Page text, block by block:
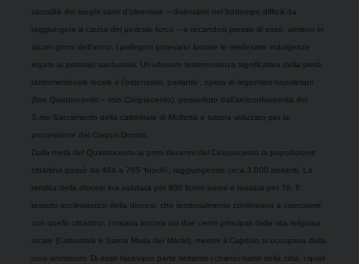
sacralità dei luoghi santi d’oltremare – diventanti nel frattempo difficili da
raggiungere a causa del pericolo turco – e recandosi presso di esso, almeno in
alcuni giorni dell’anno, i pellegrini potevano lucrare le medesime indulgenze
legate ai prototipi santuariali. Un’ulteriore testimonianza significativa della pietà
tardomedievale locale è l’ostensorio ‘parlante’, opera di argentieri napoletani
(fine Quattrocento – inizi Cinquecento), posseduto dall’arciconfraternita del
S.mo Sacramento della cattedrale di Molfetta e tuttora utilizzato per la
processione del Corpus Domini.
Dalla metà del Quattrocento ai primi decenni del Cinquecento la popolazione
cittadina passò da 464 a 765 ‘fuochi’, raggiungendo circa 3.000 abitanti. La
rendita della diocesi era valutata per 800 fiorini annui e tassata per 76. Il
tessuto ecclesiastico della diocesi, che territorialmente continuava a coincidere
con quello cittadino, contava ancora sui due centri principali della vita religiosa
locale (Cattedrale e Santa Maria dei Martiri), mentre il Capitolo si occupava della
cura animarum. Di esso facevano parte soltanto i chierici nativi della città, i quali